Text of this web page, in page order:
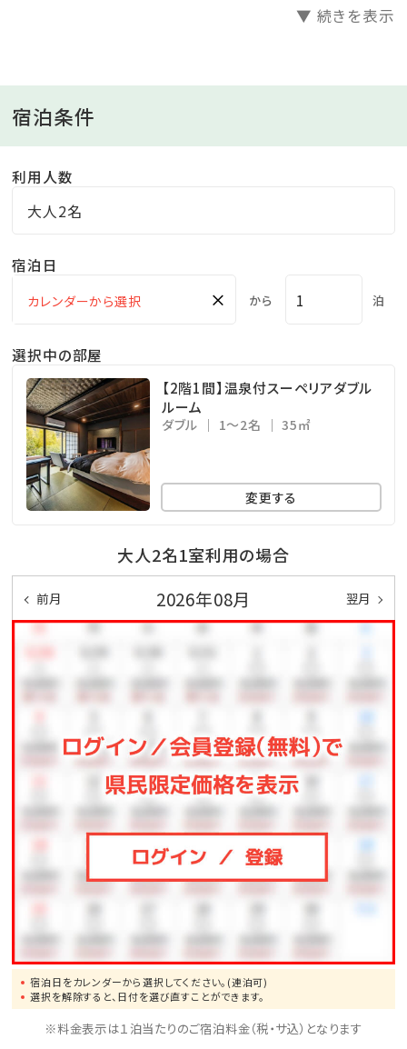
■お食事（お食事処にて）
ご夕食:素材の持ち味を最大限引き出す創作和食コース
** お時間はご到着時にご案内いたします。
ご朝食:彩り豊かな旬の食材の和食膳
* 一日毎の男女入替制。
■ブックカフェ(15時-23時、8時-11時)
メインロビーに佇むブックカフェ、寛ぎの時間をお過ごし
ください。
リフレッシュメントもご用意。
ご希望の方はコメント欄に希望時間をご記入、もしくは
前日までにご連絡ください。
* 伊豆長岡駅→石のや 15時/ 15時55分/ 16時40分
* 石のや→伊豆長岡駅 10時30分/ 11時10分/ 12時10
分
▼ 続きを表示
宿泊条件
利用人数
大人2名
宿泊日
× から 泊
選択中の部屋
【2階1間】温泉付スーペリアダブル
ルーム
ダブル 1～2名 35㎡
変更する
大人2名1室利用の場合
前月 2026年08月 翌月
宿泊日をカレンダーから選択してください。(連泊可)
選択を解除すると、日付を選び直すことができます。
※料金表示は１泊当たりのご宿泊料金（税・サ込）となります